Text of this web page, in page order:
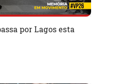
por Lagos esta